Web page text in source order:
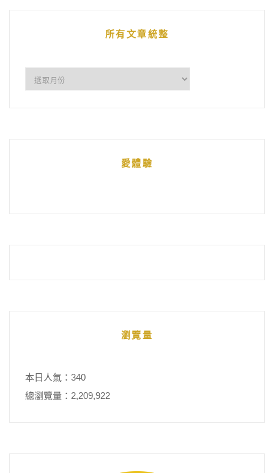
所有文章統整
愛體驗
瀏覽量
本日人氣：340
總瀏覽量：2,209,922